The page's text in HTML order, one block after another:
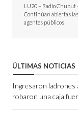
LU20 – Radio Chubut
Continúan abiertas
agentes públicos
ÚLTIMAS NOTICIAS
Ingresaron ladrones
robaron una caja